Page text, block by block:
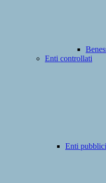
Enti controllati
Enti